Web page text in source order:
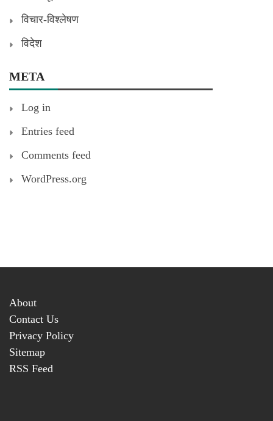
विचार-विश्लेषण
विदेश
META
Log in
Entries feed
Comments feed
WordPress.org
About
Contact Us
Privacy Policy
Sitemap
RSS Feed